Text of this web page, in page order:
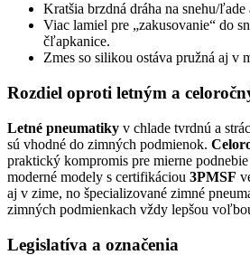
Kratšia brzdná dráha na snehu/
Viac lamiel pre „zakusovanie“ do
čľapkanice.
Zmes so silikou ostáva pružná aj v
Rozdiel oproti letným a
Letné pneumatiky v chlade tvrdnú a
sú vhodné do zimných podmienok.
praktický kompromis pre mierne
moderné modely s certifikáciou 3PMSF
aj v zime, no špecializované zimné
zimných podmienkach vždy lepšou
Legislatíva a označenia